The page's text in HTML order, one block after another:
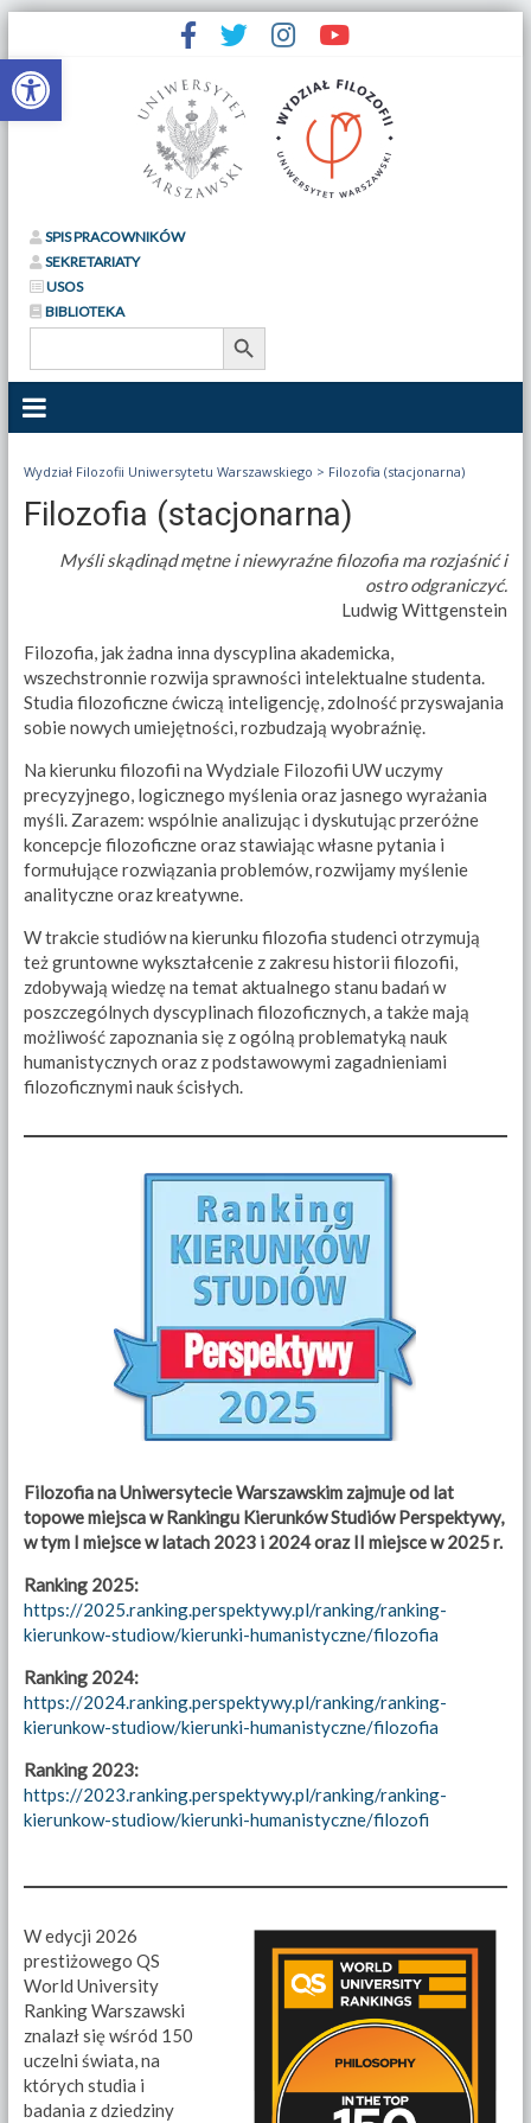
Otwórz pasek narzędzi
SPIS PRACOWNIKÓW
SEKRETARIATY
USOS
BIBLIOTEKA
Search
Search Button
Wydział Filozofii Uniwersytetu Warszawskiego > Filozofia (stacjonarna)
Filozofia (stacjonarna)
Myśli skądinąd mętne i niewyraźne filozofia ma rozjaśnić i
ostro odgraniczyć.
Ludwig Wittgenstein
Filozofia, jak żadna inna dyscyplina akademicka,
wszechstronnie rozwija sprawności intelektualne studenta.
Studia filozoficzne ćwiczą inteligencję, zdolność przyswajania
sobie nowych umiejętności, rozbudzają wyobraźnię.
Na kierunku filozofii na Wydziale Filozofii UW uczymy
precyzyjnego, logicznego myślenia oraz jasnego wyrażania
myśli. Zarazem: wspólnie analizując i dyskutując przeróżne
koncepcje filozoficzne oraz stawiając własne pytania i
formułujące rozwiązania problemów, rozwijamy myślenie
analityczne oraz kreatywne.
W trakcie studiów na kierunku filozofia studenci otrzymują
też gruntowne wykształcenie z zakresu historii filozofii,
zdobywają wiedzę na temat aktualnego stanu badań w
poszczególnych dyscyplinach filozoficznych, a także mają
możliwość zapoznania się z ogólną problematyką nauk
humanistycznych oraz z podstawowymi zagadnieniami
filozoficznymi nauk ścisłych.
Filozofia na Uniwersytecie Warszawskim zajmuje od lat
topowe miejsca w Rankingu Kierunków Studiów Perspektywy,
w tym I miejsce w latach 2023 i 2024 oraz II miejsce w 2025 r.
Ranking 2025:
https://2025.ranking.perspektywy.pl/ranking/ranking-
kierunkow-studiow/kierunki-humanistyczne/filozofia
Ranking 2024:
https://2024.ranking.perspektywy.pl/ranking/ranking-
kierunkow-studiow/kierunki-humanistyczne/filozofia
Ranking 2023:
https://2023.ranking.perspektywy.pl/ranking/ranking-
kierunkow-studiow/kierunki-humanistyczne/filozofi
W edycji 2026
prestiżowego QS
World University
Ranking Warszawski
znalazł się wśród 150
uczelni świata, na
których studia i
badania z dziedziny